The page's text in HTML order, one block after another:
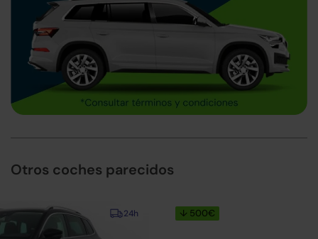
Otros coches parecidos
↓ 500€